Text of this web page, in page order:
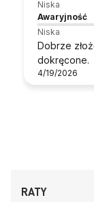
Niska
Awaryjność
Niska
Dobrze
dokręcone.
4/19/2026
RATY